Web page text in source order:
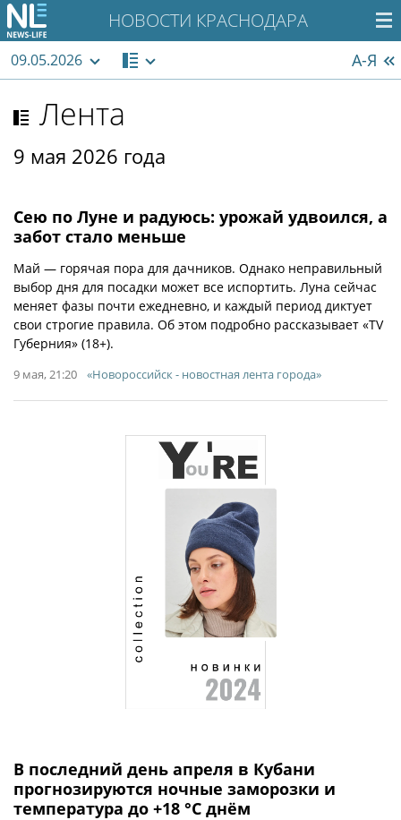
НОВОСТИ КРАСНОДАРА
09.05.2026 А-Я
Лента
9 мая 2026 года
Сею по Луне и радуюсь: урожай удвоился, а
забот стало меньше
Май — горячая пора для дачников. Однако неправильный
выбор дня для посадки может все испортить. Луна сейчас
меняет фазы почти ежедневно, и каждый период диктует
свои строгие правила. Об этом подробно рассказывает «TV
Губерния» (18+).
9 мая, 21:20 «Новороссийск - новостная лента города»
В последний день апреля в Кубани
прогнозируются ночные заморозки и
температура до +18 °С днём